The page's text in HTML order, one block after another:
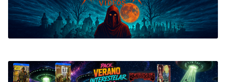
Bluray
Clasificada S
artwork